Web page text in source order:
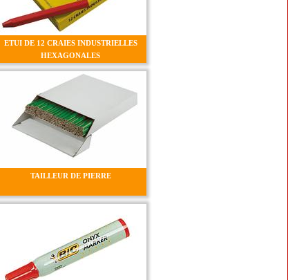
ETUI DE 12 CRAIES INDUSTRIELLES
HEXAGONALES
TAILLEUR DE PIERRE